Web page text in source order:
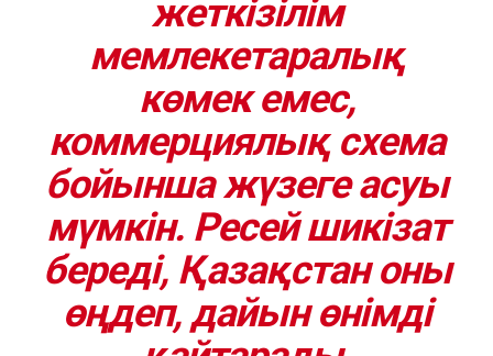
жеткізілім
мемлекетаралық
көмек емес,
коммерциялық схема
бойынша жүзеге асуы
мүмкін. Ресей шикізат
береді, Қазақстан оны
өңдеп, дайын өнімді